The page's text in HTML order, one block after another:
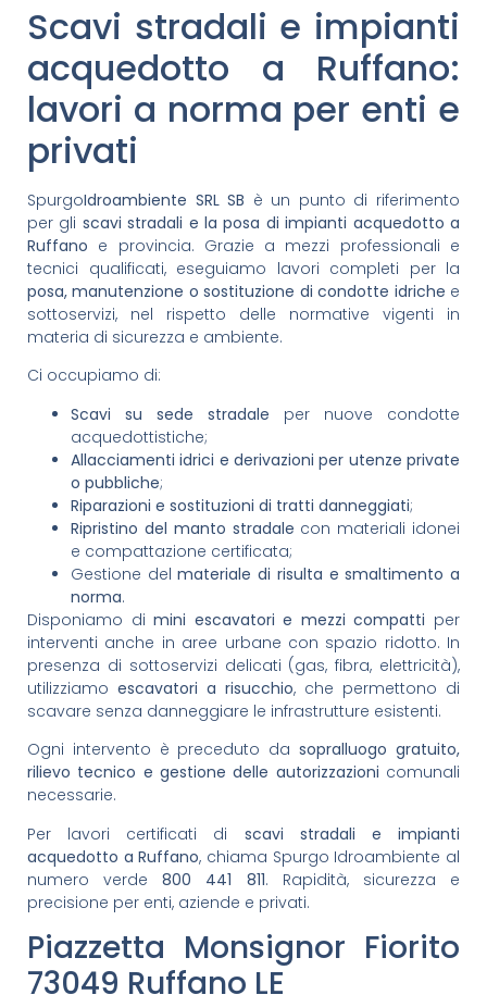
Scavi stradali e impianti
acquedotto a Ruffano:
lavori a norma per enti e
privati
SpurgoIdroambiente SRL SB è un punto di riferimento
per gli scavi stradali e la posa di impianti acquedotto a
Ruffano e provincia. Grazie a mezzi professionali e
tecnici qualificati, eseguiamo lavori completi per la
posa, manutenzione o sostituzione di condotte idriche e
sottoservizi, nel rispetto delle normative vigenti in
materia di sicurezza e ambiente.
Ci occupiamo di:
Scavi su sede stradale per nuove condotte
acquedottistiche;
Allacciamenti idrici e derivazioni per utenze private
o pubbliche;
Riparazioni e sostituzioni di tratti danneggiati;
Ripristino del manto stradale con materiali idonei
e compattazione certificata;
Gestione delmateriale di risulta e smaltimento a
norma.
Disponiamo dimini escavatori e mezzi compatti per
interventi anche in aree urbane con spazio ridotto. In
presenza di sottoservizi delicati (gas, fibra, elettricità),
utilizziamo escavatori a risucchio, che permettono di
scavare senza danneggiare le infrastrutture esistenti.
Ogni intervento è preceduto dasopralluogo gratuito,
rilievo tecnico e gestione delle autorizzazioni comunali
necessarie.
Per lavori certificati di scavi stradali e impianti
acquedotto a Ruffano, chiama Spurgo Idroambiente al
numero verde800 441 811. Rapidità, sicurezza e
precisione per enti, aziende e privati.
Piazzetta Monsignor Fiorito
73049 Ruffano LE